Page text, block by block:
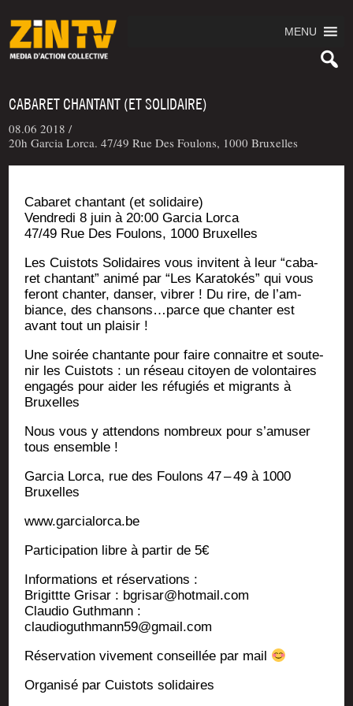
MENU
CABARET CHANTANT (ET SOLIDAIRE)
08.06 2018 /
20h Garcia Lorca. 47/49 Rue Des Foulons, 1000 Bruxelles
Caba­ret chan­tant (et solidaire)
Ven­dre­di 8 juin à 20:00 Gar­cia Lorca
47/49 Rue Des Fou­lons, 1000 Bruxelles
Les Cuis­tots Soli­daires vous invitent à leur “caba­
ret chan­tant” ani­mé par “Les Kara­to­kés” qui vous
feront chan­ter, dan­ser, vibrer ! Du rire, de l’am­
biance, des chansons…parce que chan­ter est
avant tout un plaisir !
Une soi­rée chan­tante pour faire connaitre et sou­te­
nir les Cuis­tots : un réseau citoyen de volon­taires
enga­gés pour aider les réfu­giés et migrants à
Bruxelles
Nous vous y atten­dons nom­breux pour s’a­mu­ser
tous ensemble !
Gar­cia Lor­ca, rue des Fou­lons 47 – 49 à 1000
Bruxelles
www.garcialorca.be
Par­ti­ci­pa­tion libre à par­tir de 5€
Infor­ma­tions et réservations :
Bri­gittte Gri­sar : bgrisar@hotmail.com
Clau­dio Guth­mann :
claudioguthmann59@gmail.com
Réser­va­tion vive­ment conseillée par mail
Orga­ni­sé par Cuis­tots solidaires